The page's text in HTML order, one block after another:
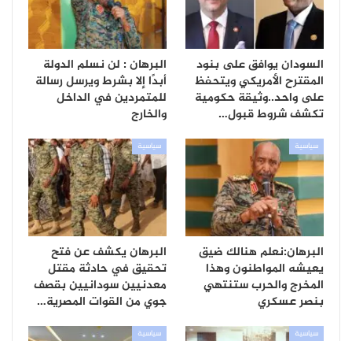
السودان يوافق على بنود
المقترح الأمريكي ويتحفظ
على واحد..وثيقة حكومية
تكشف شروط قبول…
البرهان : لن نسلم الدولة
أبدًا إلا بشرط ويرسل رسالة
للمتمردين في الداخل
والخارج
سياسية
البرهان:نعلم هنالك ضيق
يعيشه المواطنون وهذا
المخرج والحرب ستنتهي
بنصر عسكري
سياسية
البرهان يكشف عن فتح
تحقيق في حادثة مقتل
معدنيين سودانيين بقصف
جوي من القوات المصرية…
سياسية سياسية